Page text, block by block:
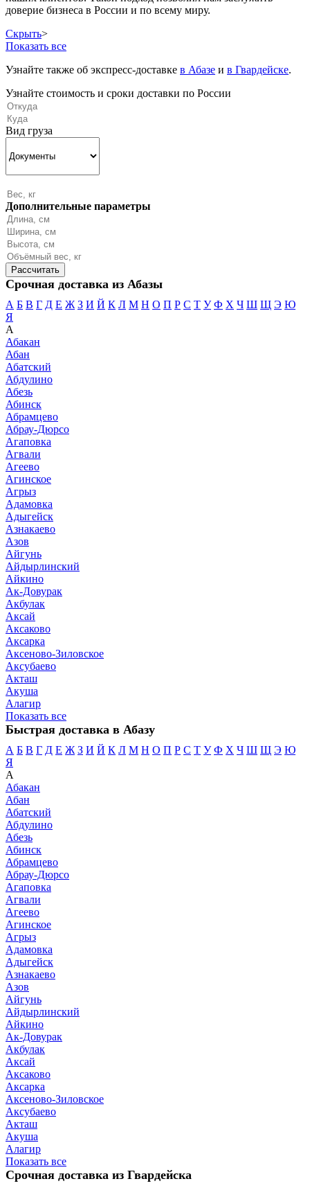
доверие бизнеса в России и по всему миру.
Скрыть>
Показать все
Узнайте также об экспресс-доставке в Абазе и в Гвардейске.
Узнайте стоимость и сроки доставки по России
Вид груза
Дополнительные параметры
Срочная доставка из Абазы
А Б В Г Д Е Ж З И Й К Л М Н О П Р С Т У Ф Х Ч Ш Щ Э Ю
Я
А
Абакан
Абан
Абатский
Абдулино
Абезь
Абинск
Абрамцево
Абрау-Дюрсо
Агаповка
Агвали
Агеево
Агинское
Агрыз
Адамовка
Адыгейск
Азнакаево
Азов
Айгунь
Айдырлинский
Айкино
Ак-Довурак
Акбулак
Аксай
Аксаково
Аксарка
Аксеново-Зиловское
Аксубаево
Акташ
Акуша
Алагир
Показать все
Быстрая доставка в Абазу
А Б В Г Д Е Ж З И Й К Л М Н О П Р С Т У Ф Х Ч Ш Щ Э Ю
Я
А
Абакан
Абан
Абатский
Абдулино
Абезь
Абинск
Абрамцево
Абрау-Дюрсо
Агаповка
Агвали
Агеево
Агинское
Агрыз
Адамовка
Адыгейск
Азнакаево
Азов
Айгунь
Айдырлинский
Айкино
Ак-Довурак
Акбулак
Аксай
Аксаково
Аксарка
Аксеново-Зиловское
Аксубаево
Акташ
Акуша
Алагир
Показать все
Срочная доставка из Гвардейска